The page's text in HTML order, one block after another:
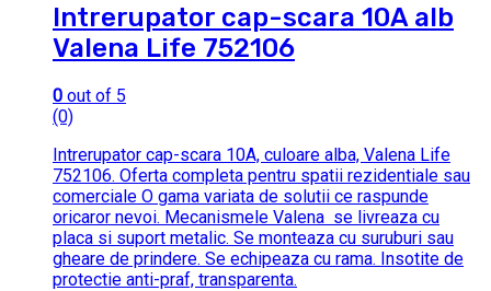
Intrerupator cap-scara 10A alb
Valena Life 752106
0 out of 5
(0)
Intrerupator cap-scara 10A, culoare alba, Valena Life
752106. Oferta completa pentru spatii rezidentiale sau
comerciale O gama variata de solutii ce raspunde
oricaror nevoi. Mecanismele Valena se livreaza cu
placa si suport metalic. Se monteaza cu suruburi sau
gheare de prindere. Se echipeaza cu rama. Insotite de
protectie anti-praf, transparenta.